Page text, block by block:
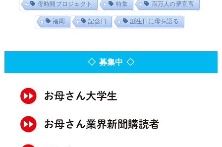
母時間プロジェクト 特集 百万人の夢宣言
福岡 記念日 誕生日に母を語る
◇ 募集中 ◇